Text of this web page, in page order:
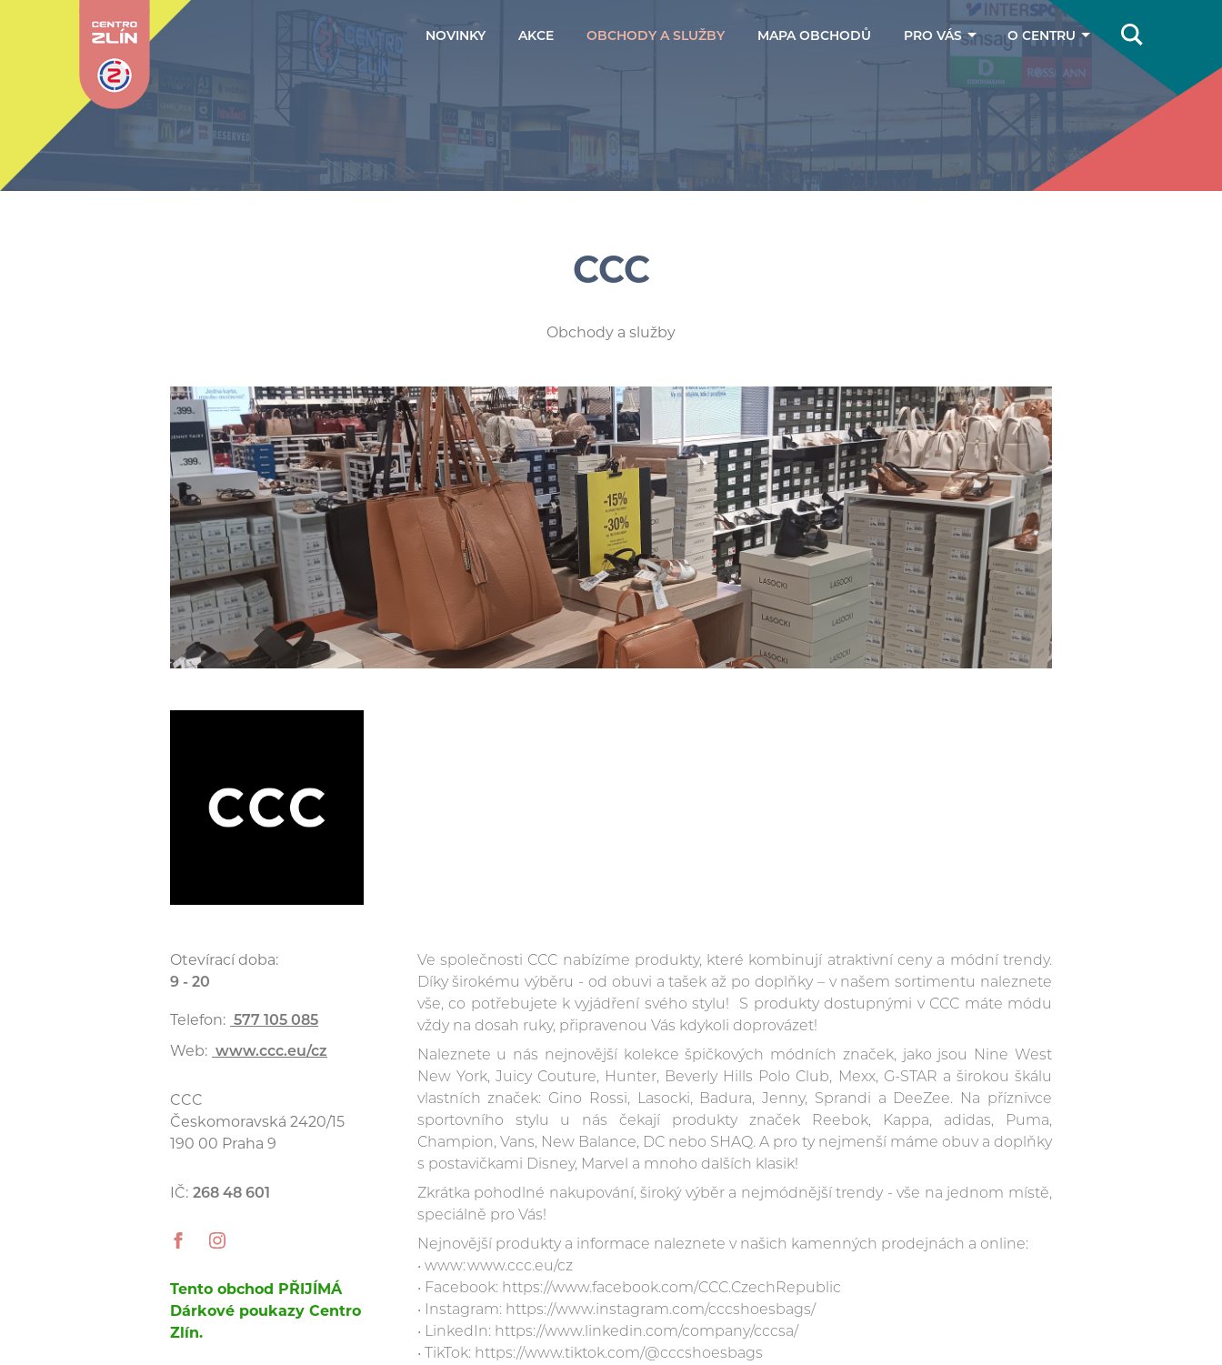
NOVINKY AKCE OBCHODY A SLUŽBY MAPA OBCHODŮ PRO VÁS
Dárkové poukazy
O CENTRU
Jak se k nám
dostanete
Kontakty
CCC
Obchody a služby
Ve společnosti CCC nabízíme produkty, které kombinují atraktivní ceny a módní trendy.
Díky širokému výběru - od obuvi a tašek až po doplňky – v našem sortimentu naleznete
vše, co potřebujete k vyjádření svého stylu! S produkty dostupnými v CCC máte módu
vždy na dosah ruky, připravenou Vás kdykoli doprovázet!
Naleznete u nás nejnovější kolekce špičkových módních značek, jako jsou Nine West
New York, Juicy Couture, Hunter, Beverly Hills Polo Club, Mexx, G-STAR a širokou škálu
vlastních značek: Gino Rossi, Lasocki, Badura, Jenny, Sprandi a DeeZee. Na příznivce
sportovního stylu u nás čekají produkty značek Reebok, Kappa, adidas, Puma,
Champion, Vans, New Balance, DC nebo SHAQ. A pro ty nejmenší máme obuv a doplňky
s postavičkami Disney, Marvel a mnoho dalších klasik!
Zkrátka pohodlné nakupování, široký výběr a nejmódnější trendy - vše na jednom místě,
speciálně pro Vás!
Nejnovější produkty a informace naleznete v našich kamenných prodejnách a online:
• www: www.ccc.eu/cz
• Facebook: https://www.facebook.com/CCC.CzechRepublic
• Instagram: https://www.instagram.com/cccshoesbags/
• LinkedIn: https://www.linkedin.com/company/cccsa/
• TikTok: https://www.tiktok.com/@cccshoesbags
Otevírací doba:
9 - 20
Telefon: 577 105 085
Web: www.ccc.eu/cz
CCC
Českomoravská 2420/15
190 00 Praha 9
IČ: 268 48 601
Tento obchod PŘIJÍMÁ
Dárkové poukazy Centro
Zlín.